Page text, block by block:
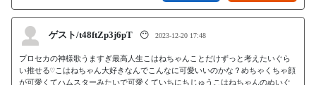
ゲスト/t48ftZp3j6pT 😶 2023-12-20 17:48
プロセカの神様歌うますぎ最高人生こはねちゃんことだけずっと考えたいぐら
い推せる♡こはねちゃん大好きなんでこんなに可愛いいのかな？めちゃくちゃ顔
が可愛くてハムスターみたいで可愛くていちにちじゅうこはねちゃんのぬいぐ